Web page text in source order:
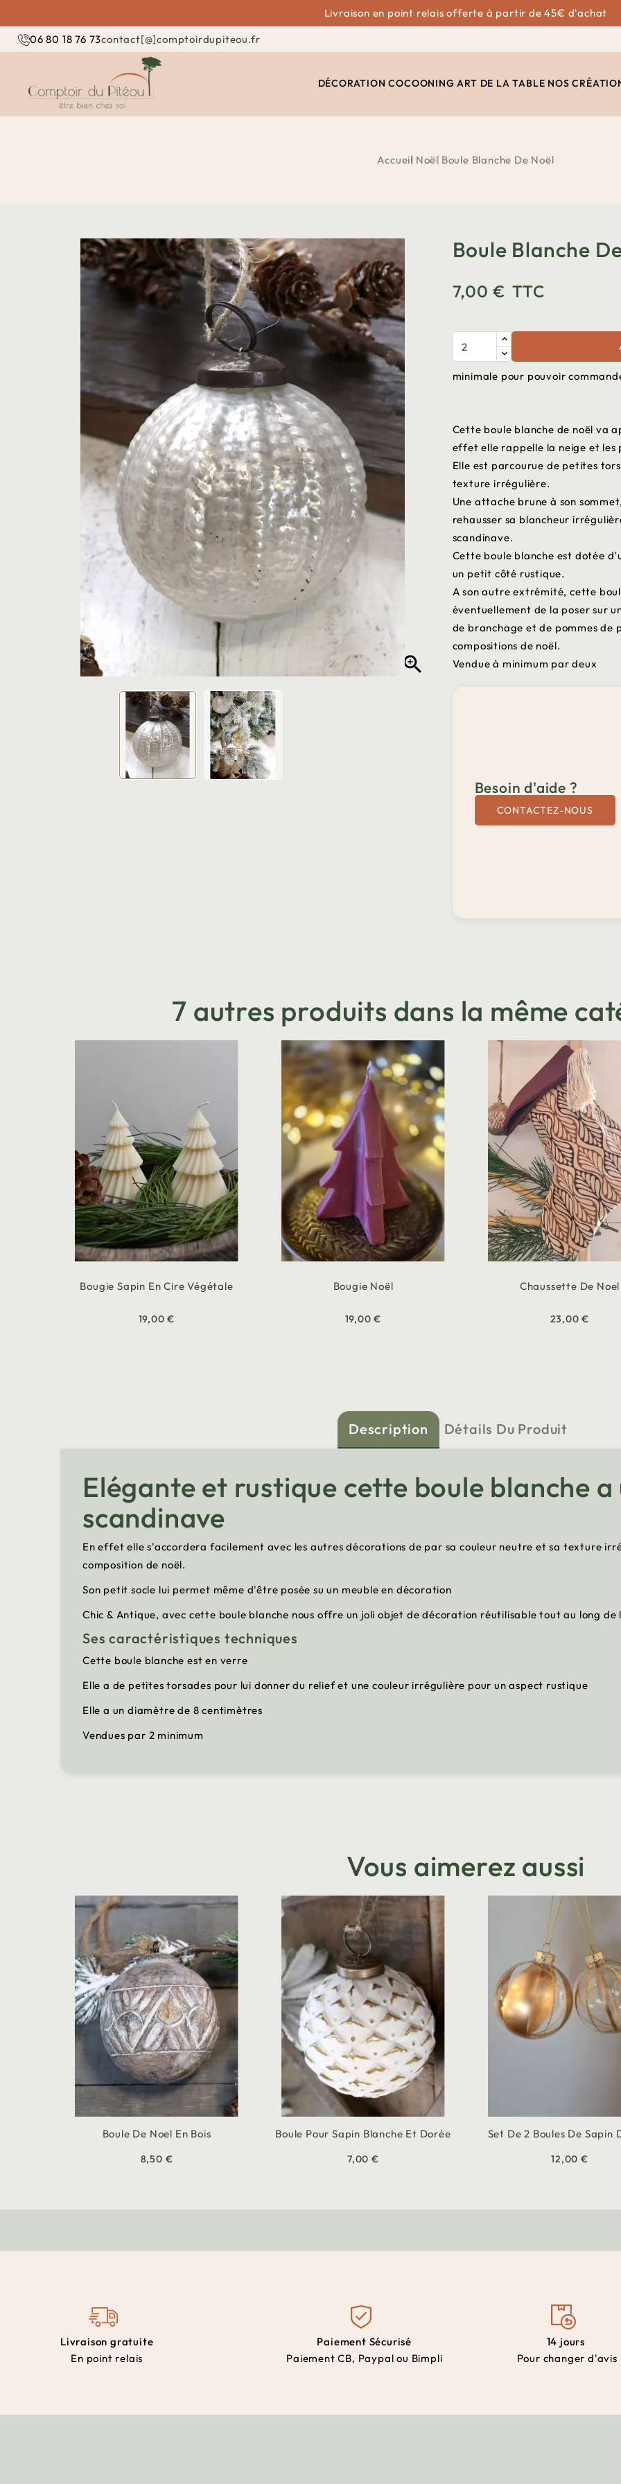
Livraison en point relais offerte à partir de 45€ d'achat
06 80 18 76 73contact[@]comptoirdupiteou.fr
DÉCORATION COCOONING ART DE LA TABLE NOS
Accueil Noël Boule Blanche De Noël

Boule Blanche
7,00 € TTC
minimale pour pouvoir
Cette boule blanche de noël va
effet elle rappelle la neige et les
Elle est parcourue de petites
texture irrégulière.
Une attache brune à son
rehausser sa blancheur
scandinave.
Cette boule blanche est dotée
un petit côté rustique.
A son autre extrémité, cette
éventuellement de la poser sur
de branchage et de pommes de
compositions de noël.
Vendue à minimum par deux
Besoin d'aide ?
CONTACTEZ-NOUS
7 autres produits dans la même
Bougie Sapin En Cire Végétale
19,00 €
Bougie Noël
19,00 €
Chaussette De Noel
23,00 €
Description Détails Du Produit
Elégante et rustique cette boule blanche
scandinave
En effet elle s'accordera facilement avec les autres décorations de par sa couleur neutre et sa texture
composition de noël.
Son petit socle lui permet même d'être posée su un meuble en décoration
Chic & Antique, avec cette boule blanche nous offre un joli objet de décoration réutilisable tout au long de
Ses caractéristiques techniques
Cette boule blanche est en verre
Elle a de petites torsades pour lui donner du relief et une couleur irrégulière pour un aspect rustique
Elle a un diamètre de 8 centimètres
Vendues par 2 minimum
Vous aimerez aussi
Boule De Noel En Bois
8,50 €
Boule Pour Sapin Blanche Et Dorée
7,00 €
Set De 2 Boules De Sapin
12,00 €
Livraison gratuite
En point relais
Paiement Sécurisé
Paiement CB, Paypal ou Bimpli
14 jours
Pour changer d'avis